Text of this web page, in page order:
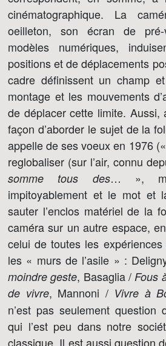
cinématographique. La
oeilleton, son écran de
modèles numériques,
positions et de déplacements
cadre définissent un champ
montage et les mouvements
de déplacer cette limite. Aussi,
façon d’aborder le sujet de la
appelle de ses voeux en 1976
reglobaliser (sur l’air, connu
somme tous des… »,
impitoyablement et le mot et
sauter l’enclos matériel de la
caméra sur un autre espace,
celui de toutes les expériences
les « murs de l’asile » :
moindre geste, Basaglia / Fous
de vivre, Mannoni / Vivre à
n’est pas seulement question
qui l’est peu dans notre
classique. Il est aussi question